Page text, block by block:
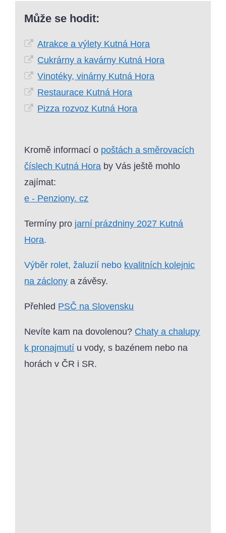
Může se hodit:
Atrakce a výlety Kutná Hora
Cukrárny a kavárny Kutná Hora
Vinotéky, vinárny Kutná Hora
Restaurace Kutná Hora
Pizza rozvoz Kutná Hora
Kromě informací o poštách a směrovacích
číslech Kutná Hora by Vás ještě mohlo
zajímat:
e - Penziony. cz
Termíny pro jarní prázdniny 2027 Kutná
Hora.
Výběr rolet, žaluzií nebo kvalitních kolejnic
na záclony a závěsy.
Přehled PSČ na Slovensku
Nevíte kam na dovolenou? Chaty a chalupy
k pronajmutí u vody, s bazénem nebo na
horách v ČR i SR.